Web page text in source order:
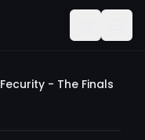
Fecurity - The Finals